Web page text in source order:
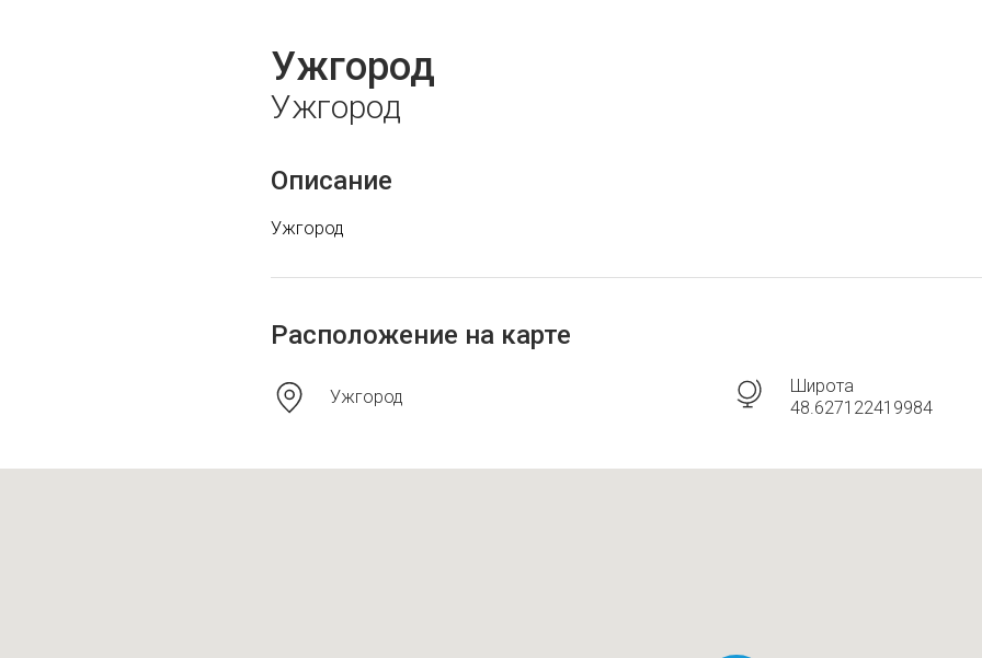
Ужгород
Ужгород
Описание
Ужгород
Расположение на карте
Ужгород
Широта
48.627122419984